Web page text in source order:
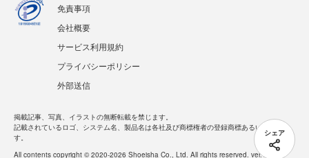
シェア
免責事項
会社概要
サービス利用規約
プライバシーポリシー
外部送信
掲載記事、写真、イラストの無断転載を禁じます。
記載されているロゴ、システム名、製品名は各社及び商標権者の登録商標あるいは商標で
す。
All contents copyright © 2020-2026 Shoeisha Co., Ltd. All rights reserved. ver.1.5